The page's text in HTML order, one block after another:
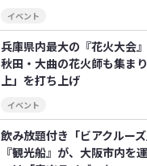
イベント
兵庫県内最大の『花火大会
秋田・大曲の花火師も集ま
上」を打ち上げ
イベント
飲み放題付き「ビアクルー
『観光船』が、大阪市内を